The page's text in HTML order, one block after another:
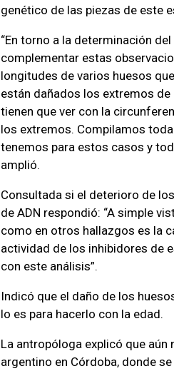
genético de las piezas de este
“En torno a la determinación
complementar estas
longitudes de varios huesos
están dañados los extremos
tienen que ver con la
los extremos. Compilamos
tenemos para estos casos y
amplió.
Consultada si el deterioro de
de ADN respondió: “A simple
como en otros hallazgos es la
actividad de los inhibidores de
con este análisis”.
Indicó que el daño de los
lo es para hacerlo con la edad.
La antropóloga explicó que aún
argentino en Córdoba, donde